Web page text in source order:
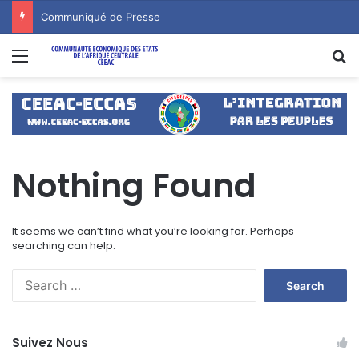
Communiqué de Presse
Menu
Nothing Found
It seems we can’t find what you’re looking for. Perhaps
searching can help.
Suivez Nous